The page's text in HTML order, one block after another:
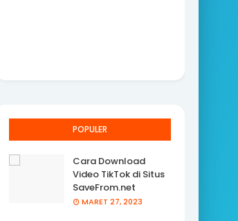
POPULER
Cara Download
Video TikTok di Situs
SaveFrom.net
MARET 27, 2023